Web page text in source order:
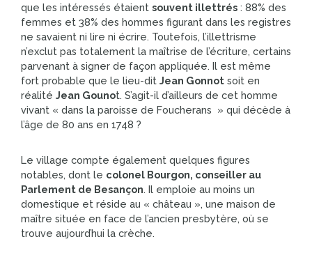
que les intéressés étaient souvent illettrés : 88% des
femmes et 38% des hommes figurant dans les registres
ne savaient ni lire ni écrire. Toutefois, l’illettrisme
n’exclut pas totalement la maîtrise de l’écriture, certains
parvenant à signer de façon appliquée. Il est même
fort probable que le lieu-dit Jean Gonnot soit en
réalité Jean Gounot. S’agit-il d’ailleurs de cet homme
vivant « dans la paroisse de Foucherans » qui décède à
l’âge de 80 ans en 1748 ?
Le village compte également quelques figures
notables, dont le colonel Bourgon, conseiller au
Parlement de Besançon. Il emploie au moins un
domestique et réside au « château », une maison de
maître située en face de l’ancien presbytère, où se
trouve aujourd’hui la crèche.